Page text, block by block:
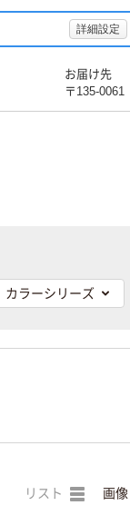
詳細設定
お届け先
〒135-0061
カラーシリーズ
リスト 画像